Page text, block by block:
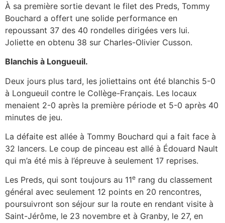
À sa première sortie devant le filet des Preds, Tommy
Bouchard a offert une solide performance en
repoussant 37 des 40 rondelles dirigées vers lui.
Joliette en obtenu 38 sur Charles-Olivier Cusson.
Blanchis à Longueuil.
Deux jours plus tard, les joliettains ont été blanchis 5-0
à Longueuil contre le Collège-Français. Les locaux
menaient 2-0 après la première période et 5-0 après 40
minutes de jeu.
La défaite est allée à Tommy Bouchard qui a fait face à
32 lancers. Le coup de pinceau est allé à Édouard Nault
qui m’a été mis à l’épreuve à seulement 17 reprises.
Les Preds, qui sont toujours au 11e rang du classement
général avec seulement 12 points en 20 rencontres,
poursuivront son séjour sur la route en rendant visite à
Saint-Jérôme, le 23 novembre et à Granby, le 27, en